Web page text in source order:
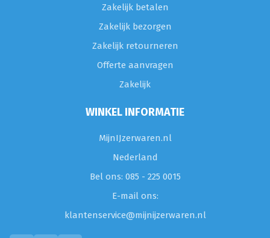
Zakelijk betalen
Zakelijk bezorgen
Zakelijk retourneren
Offerte aanvragen
Zakelijk
WINKEL INFORMATIE
MijnIJzerwaren.nl
Nederland
Bel ons: 085 - 225 0015
E-mail ons:
klantenservice@mijnijzerwaren.nl